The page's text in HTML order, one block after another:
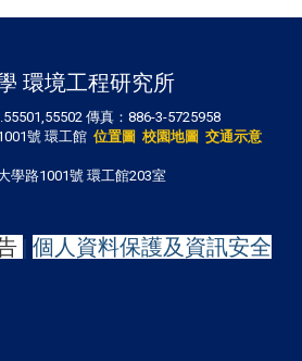
環境工程研究所
傳真：886-3-5725958
號 環工館 位置圖 校園地圖 交通示意
學路1001號 環工館203室
個人資料保護及資訊安全